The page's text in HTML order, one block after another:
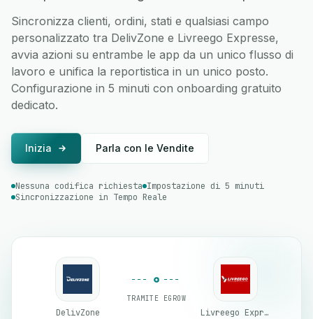
Sincronizza clienti, ordini, stati e qualsiasi campo
personalizzato tra DelivZone e Livreego Expresse,
avvia azioni su entrambe le app da un unico flusso di
lavoro e unifica la reportistica in un unico posto.
Configurazione in 5 minuti con onboarding gratuito
dedicato.
Inizia Parla con le Vendite
Nessuna codifica richiesta Impostazione di 5 minuti
Sincronizzazione in Tempo Reale
DelivZone
TRAMITE EGROW
Livreego Expresse